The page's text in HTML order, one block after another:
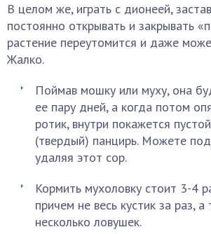
В целом же, играть с дионеей,
постоянно открывать и закрывать
растение переутомится и даже
Жалко.
Поймав мошку или муху, она
ее пару дней, а когда потом
ротик, внутри покажется
(твердый) панцирь. Можете
удаляя этот сор.
Кормить мухоловку стоит 3-4
причем не весь кустик за раз, а
несколько ловушек.